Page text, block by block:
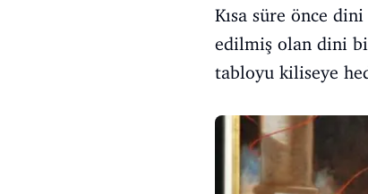
Kısa süre önce
edilmiş olan dini
tabloyu kiliseye